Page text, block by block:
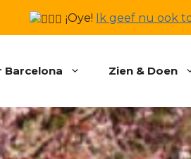
¡Oye! Ik geef nu ook
Barcelona Zien & Doen